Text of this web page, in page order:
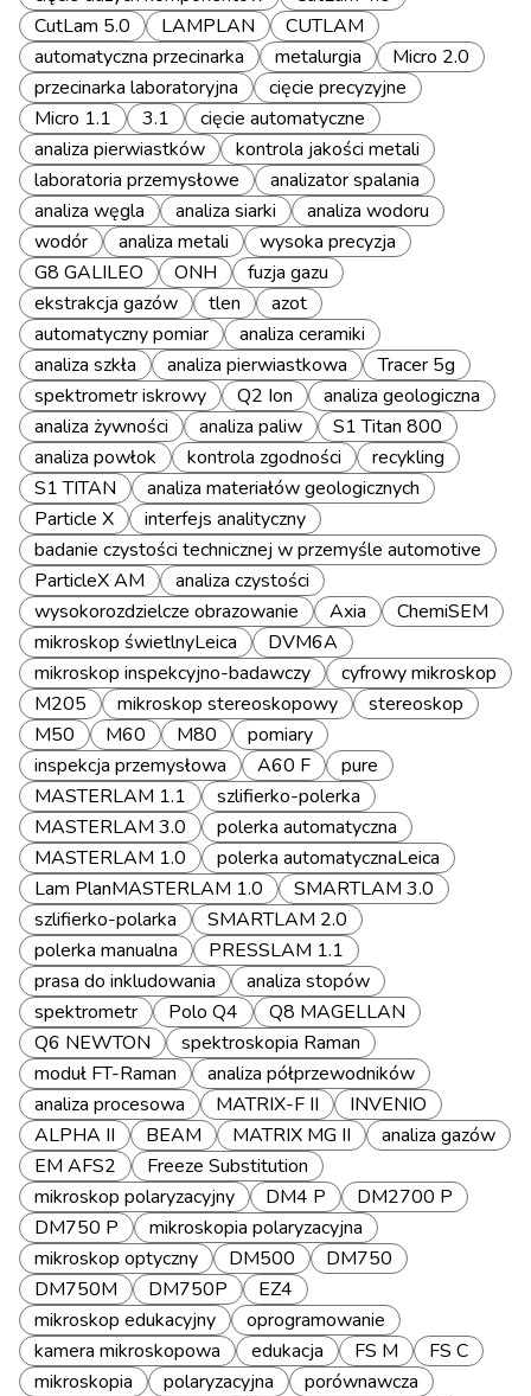
CutLam 5.0
LAMPLAN
CUTLAM
automatyczna przecinarka
metalurgia
Micro 2.0
przecinarka laboratoryjna
cięcie precyzyjne
Micro 1.1
3.1
cięcie automatyczne
analiza pierwiastków
kontrola jakości metali
laboratoria przemysłowe
analizator spalania
analiza węgla
analiza siarki
analiza wodoru
wodór
analiza metali
wysoka precyzja
G8 GALILEO
ONH
fuzja gazu
ekstrakcja gazów
tlen
azot
automatyczny pomiar
analiza ceramiki
analiza szkła
analiza pierwiastkowa
Tracer 5g
spektrometr iskrowy
Q2 Ion
analiza geologiczna
analiza żywności
analiza paliw
S1 Titan 800
analiza powłok
kontrola zgodności
recykling
S1 TITAN
analiza materiałów geologicznych
Particle X
interfejs analityczny
badanie czystości technicznej w przemyśle automotive
ParticleX AM
analiza czystości
wysokorozdzielcze obrazowanie
Axia
ChemiSEM
mikroskop świetlnyLeica
DVM6A
mikroskop inspekcyjno-badawczy
cyfrowy mikroskop
M205
mikroskop stereoskopowy
stereoskop
M50
M60 M80
pomiary
inspekcja przemysłowa
A60 F
pure
MASTERLAM 1.1
szlifierko-polerka
MASTERLAM 3.0
polerka automatyczna
MASTERLAM 1.0
polerka automatycznaLeica
Lam PlanMASTERLAM 1.0
SMARTLAM 3.0
szlifierko-polarka
SMARTLAM 2.0
polerka manualna
PRESSLAM 1.1
prasa do inkludowania
analiza stopów
spektrometr
Polo Q4
Q8 MAGELLAN
Q6 NEWTON
spektroskopia Raman
moduł FT-Raman
analiza półprzewodników
analiza procesowa
MATRIX-F II
INVENIO
ALPHA II
BEAM MATRIX MG II
analiza gazów
EM AFS2
Freeze Substitution
mikroskop polaryzacyjny
DM4 P
DM2700 P
DM750 P
mikroskopia polaryzacyjna
mikroskop optyczny
DM500
DM750
DM750M
DM750P
EZ4
mikroskop edukacyjny
oprogramowanie
kamera mikroskopowa
edukacja FS M
FS C
mikroskopia
polaryzacyjna
porównawcza